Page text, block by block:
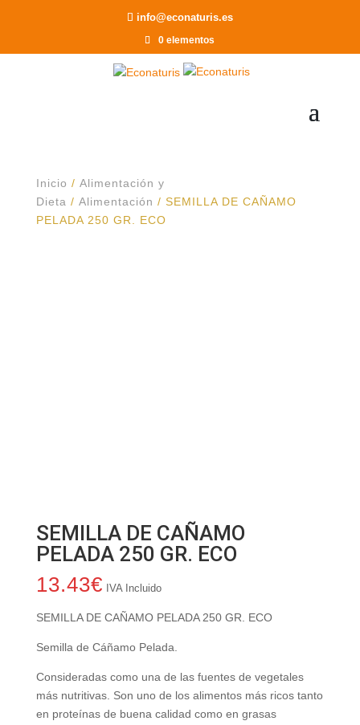
info@econaturis.es
0 elementos
Inicio / Alimentación y
Dieta / Alimentación / SEMILLA DE CAÑAMO
PELADA 250 GR. ECO
SEMILLA DE CAÑAMO
PELADA 250 GR. ECO
13.43€ IVA Incluido
SEMILLA DE CAÑAMO PELADA 250 GR. ECO
Semilla de Cáñamo Pelada.
Consideradas como una de las fuentes de vegetales
más nutritivas. Son uno de los alimentos más ricos tanto
en proteínas de buena calidad como en grasas